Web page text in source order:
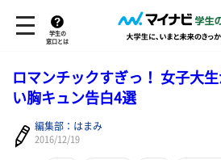
学生の
窓口とは
ロマンチックすぎっ！ 女子大
い胸キュン告白4選
編集部：はまみ
2016/12/19